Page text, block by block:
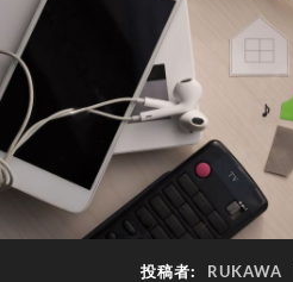
投稿者: RUKAWA